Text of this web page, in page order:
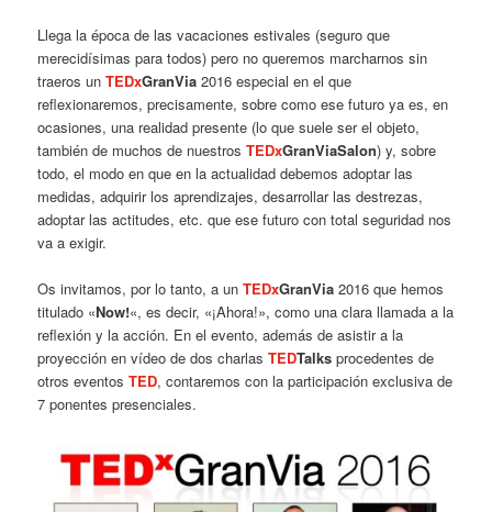
Llega la época de las vacaciones estivales (seguro que
merecidísimas para todos) pero no queremos marcharnos sin
traeros unTEDxGranVia 2016 especial en el que
reflexionaremos, precisamente, sobre como ese futuro ya es, en
ocasiones, una realidad presente (lo que suele ser el objeto,
también de muchos de nuestrosTEDxGranViaSalon) y, sobre
todo, el modo en que en la actualidad debemos adoptar las
medidas, adquirir los aprendizajes, desarrollar las destrezas,
adoptar las actitudes, etc. que ese futuro con total seguridad nos
va a exigir.
Os invitamos, por lo tanto, a unTEDxGranVia 2016 que hemos
titulado «Now!«, es decir, «¡Ahora!», como una clara llamada a la
reflexión y la acción. En el evento, además de asistir a la
proyección en vídeo de dos charlasTEDTalks procedentes de
otros eventosTED, contaremos con la participación exclusiva de
7 ponentes presenciales.